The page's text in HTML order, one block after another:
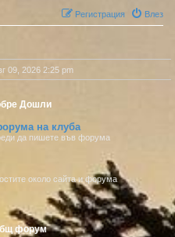
Влез
Регистрация
09, 2026 2:25 pm
Дошли
на клуба
да пишете във форума
около сайта и форума
форум